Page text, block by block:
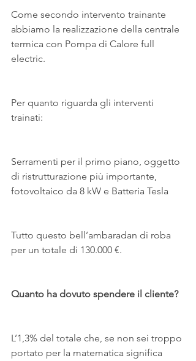
Come secondo intervento trainante
abbiamo la realizzazione della centrale
termica con Pompa di Calore full
electric.
Per quanto riguarda gli interventi
trainati:
Serramenti per il primo piano, oggetto
di ristrutturazione più importante,
fotovoltaico da 8 kW e Batteria Tesla
Tutto questo bell’ambaradan di roba
per un totale di 130.000 €.
Quanto ha dovuto spendere il cliente?
L’1,3% del totale che, se non sei troppo
portato per la matematica significa